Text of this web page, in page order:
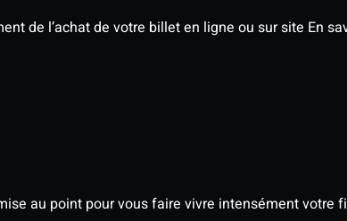
de l’achat de votre billet en ligne ou sur site En
au point pour vous faire vivre intensément votre